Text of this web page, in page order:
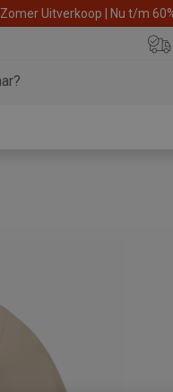
Zomer Uitverkoop | Nu t/m